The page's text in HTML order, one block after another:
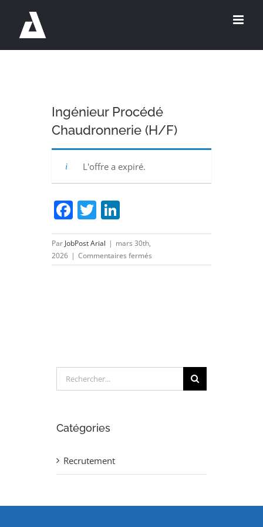
contenu
Ingénieur Procédé
Chaudronnerie (H/F)
L'offre a expiré.
Facebook
Twitter
Par JobPost Arial | mars 30th,
2026 | Commentaires fermés
Ingénieur
Rechercher:
Catégories
Recrutement